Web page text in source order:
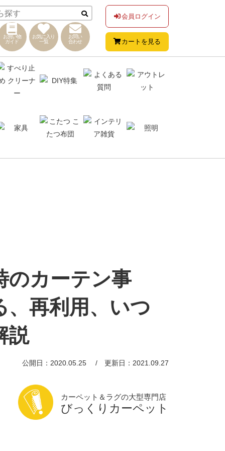
お買い物
ガイド
お気に入り
一覧
お問い
合わせ
会員ログイン
カートを見る
のカーテン事
、再利用、いつ
説
公開日：2020.05.25 更新日：2021.09.27
カーペット＆ラグの大型専門店
びっくりカーペット